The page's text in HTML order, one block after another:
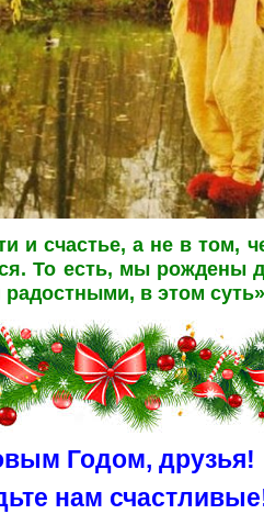
и счастье, а не в том,
То есть, мы рождены
в этом
Годом, друзья!
нам